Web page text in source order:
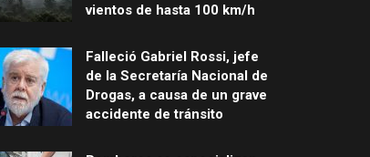
vientos de hasta 100 km/h
Falleció Gabriel Rossi, jefe
de la Secretaría Nacional de
Drogas, a causa de un grave
accidente de tránsito